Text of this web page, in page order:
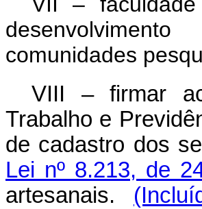
comunidades
VIII – firmar
Trabalho e
de cadastro dos
Lei nº 8.213, de
artesanais.